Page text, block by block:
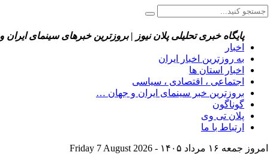
پایگاه خبری تحلیلی پلان نیوز | بروزترین خبرهای سینمای ایران
اخبار
به روزترین اخبار ایران
اخبار استان ها
اجتماعی ، اقتصادی ، سیاسی
بروزترین خبر سینمای ایران و جهان …
گوناگون
پلان تی وی
ارتباط با ما
امروز جمعه ۱۶ مرداد ۱۴۰۵ - Friday 7 August 2026